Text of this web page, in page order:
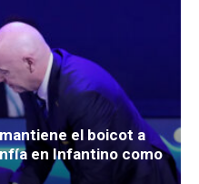
el boicot a
en Infantino como